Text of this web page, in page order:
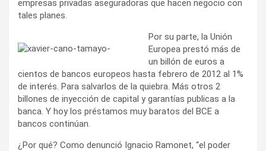
empresas privadas aseguradoras que hacen negocio con
tales planes.
Por su parte, la Unión
Europea prestó más de
un billón de euros a
cientos de bancos europeos hasta febrero de 2012 al 1%
de interés. Para salvarlos de la quiebra. Más otros 2
billones de inyección de capital y garantías publicas a la
banca. Y hoy los préstamos muy baratos del BCE a
bancos continúan.
¿Por qué? Como denunció Ignacio Ramonet, “el poder